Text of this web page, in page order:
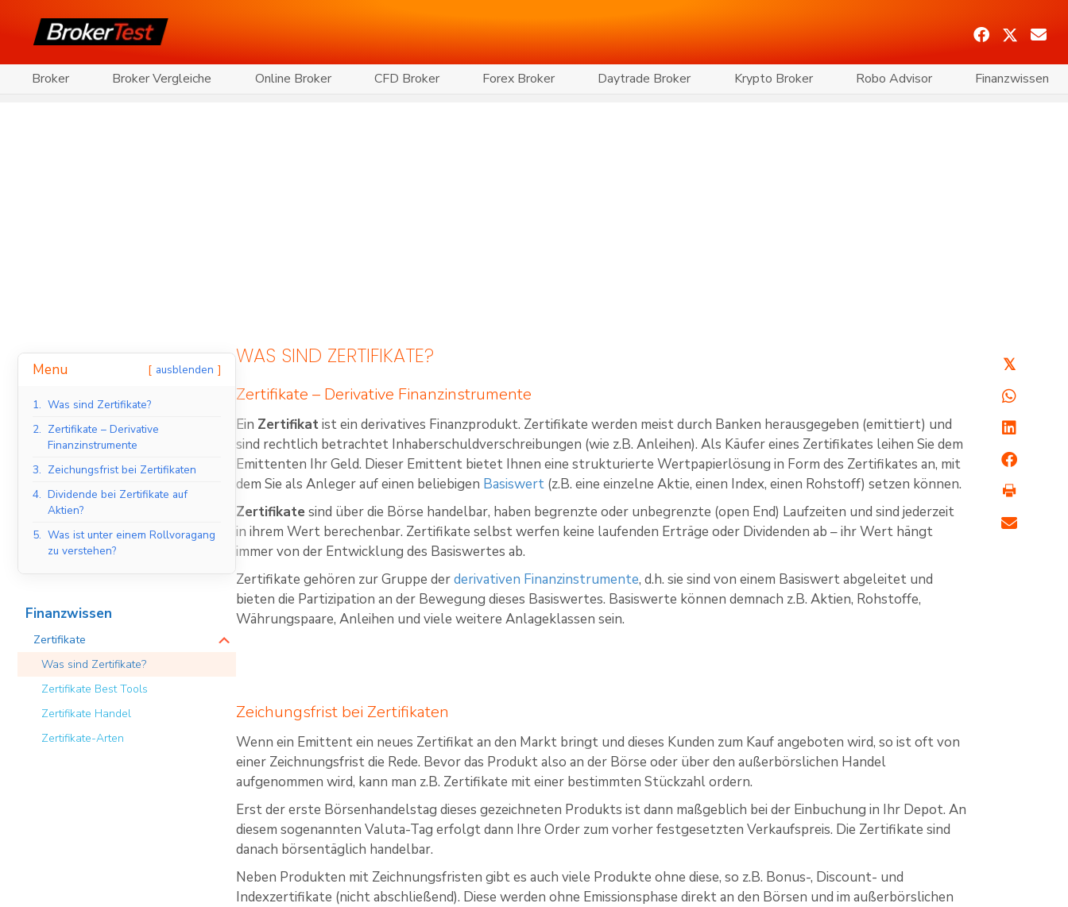
Broker Broker Vergleiche Online Broker CFD Broker Forex Broker Daytrade Broker Krypto Broker Robo Advisor Finanzwissen
Menu ausblenden
1. Was sind Zertifikate?
2. Zertifikate – Derivative
Finanzinstrumente
3. Zeichungsfrist bei Zertifikaten
4. Dividende bei Zertifikate auf
Aktien?
5. Was ist unter einem Rollvoragang
zu verstehen?
Finanzwissen
Zertifikate
Was sind Zertifikate?
Zertifikate Best Tools
Zertifikate Handel
Zertifikate-Arten
WAS SIND ZERTIFIKATE?
Zertifikate – Derivative Finanzinstrumente
Ein Zertifikatist ein derivatives Finanzprodukt. Zertifikate werden meist durch Banken herausgegeben (emittiert) und
sind rechtlich betrachtet Inhaberschuldverschreibungen (wie z.B. Anleihen). Als Käufer eines Zertifikates leihen Sie dem
Emittenten Ihr Geld. Dieser Emittent bietet Ihnen eine strukturierte Wertpapierlösung in Form des Zertifikates an, mit
dem Sie als Anleger auf einen beliebigen Basiswert (z.B. eine einzelne Aktie, einen Index, einen Rohstoff) setzen können.
Zertifikate sind über die Börse handelbar, haben begrenzte oder unbegrenzte (open End) Laufzeiten und sind jederzeit
in ihrem Wert berechenbar. Zertifikate selbst werfen keine laufenden Erträge oder Dividenden ab – ihr Wert hängt
immer von der Entwicklung des Basiswertes ab.
Zertifikate gehören zur Gruppe derderivativen Finanzinstrumente, d.h. sie sind von einem Basiswert abgeleitet und
bieten die Partizipation an der Bewegung dieses Basiswertes. Basiswerte können demnach z.B. Aktien, Rohstoffe,
Währungspaare, Anleihen und viele weitere Anlageklassen sein.
Zeichungsfrist bei Zertifikaten
Wenn ein Emittent ein neues Zertifikat an den Markt bringt und dieses Kunden zum Kauf angeboten wird, so ist oft von
einer Zeichnungsfrist die Rede. Bevor das Produkt also an der Börse oder über den außerbörslichen Handel
aufgenommen wird, kann man z.B. Zertifikate mit einer bestimmten Stückzahl ordern.
Erst der erste Börsenhandelstag dieses gezeichneten Produkts ist dann maßgeblich bei der Einbuchung in Ihr Depot. An
diesem sogenannten Valuta-Tag erfolgt dann Ihre Order zum vorher festgesetzten Verkaufspreis. Die Zertifikate sind
danach börsentäglich handelbar.
Neben Produkten mit Zeichnungsfristen gibt es auch viele Produkte ohne diese, so z.B. Bonus-, Discount- und
Indexzertifikate (nicht abschließend). Diese werden ohne Emissionsphase direkt an den Börsen und im außerbörslichen
𝕏